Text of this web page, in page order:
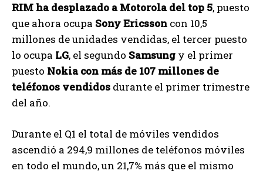
RIM ha desplazado a Motorola del top 5, puesto
que ahora ocupa Sony Ericsson con 10,5
millones de unidades vendidas, el tercer puesto
lo ocupa LG, el segundo Samsung y el primer
puesto Nokia con más de 107 millones de
teléfonos vendidos durante el primer trimestre
del año.
Durante el Q1 el total de móviles vendidos
ascendió a 294,9 millones de teléfonos móviles
en todo el mundo, un 21,7% más que el mismo